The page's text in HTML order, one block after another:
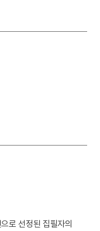
로 선정된 집필자의